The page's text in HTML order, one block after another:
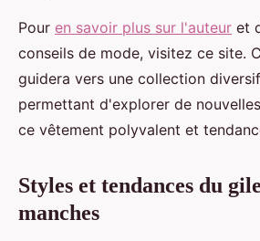
Pour en savoir plus sur l'auteur et
conseils de mode, visitez ce site.
guidera vers une collection
permettant d'explorer de
ce vêtement polyvalent et
Styles et tendances du
manches